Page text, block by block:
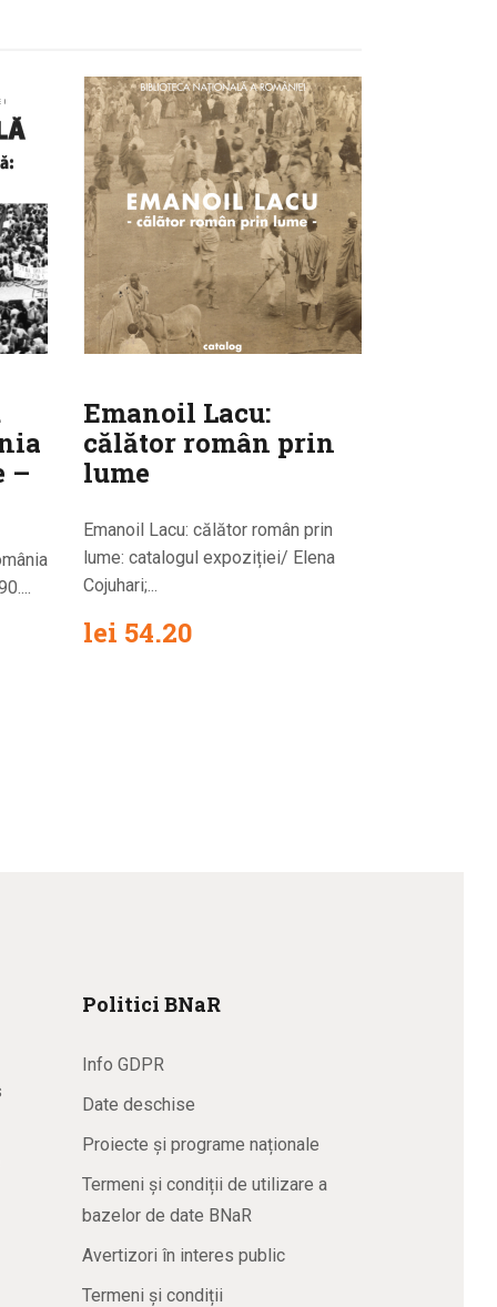
–
Emanoil Lacu:
călător român prin
lume
Emanoil Lacu: călător român prin
lume: catalogul expoziției/ Elena
Cojuhari;...
lei 54.20
Politici BNaR
Info GDPR
Date deschise
Proiecte și programe naționale
Termeni și condiții de utilizare a
bazelor de date BNaR
Avertizori în interes public
Termeni și condiții